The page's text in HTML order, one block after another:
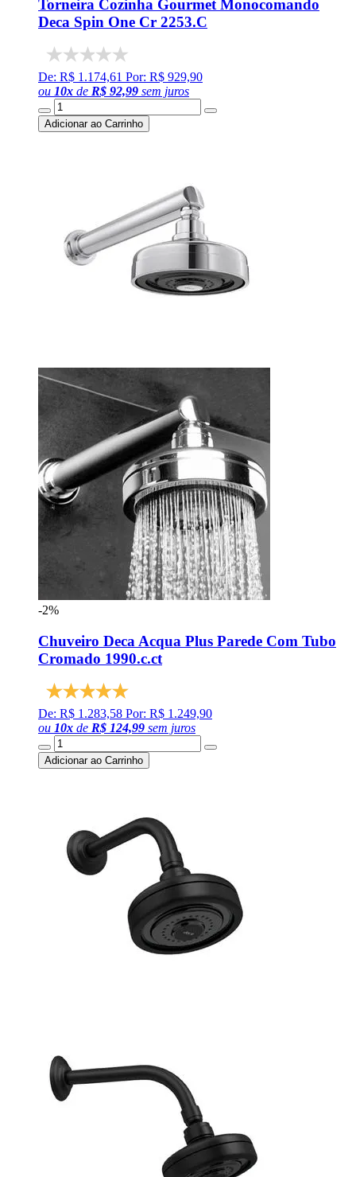
Torneira Cozinha Gourmet Monocomando
Deca Spin One Cr 2253.C
De: R$ 1.174,61 Por: R$ 929,90
ou 10x de R$ 92,99 sem juros
Adicionar ao Carrinho
-2%
Chuveiro Deca Acqua Plus Parede Com Tubo
Cromado 1990.c.ct
De: R$ 1.283,58 Por: R$ 1.249,90
ou 10x de R$ 124,99 sem juros
Adicionar ao Carrinho